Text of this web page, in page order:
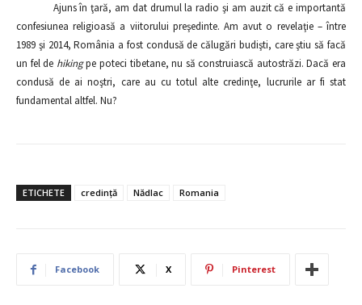
Ajuns în ţară, am dat drumul la radio şi am auzit că e importantă
confesiunea religioasă a viitorului preşedinte. Am avut o revelaţie – între
1989 şi 2014, România a fost condusă de călugări budişti, care ştiu să facă
un fel de hikingpe poteci tibetane, nu să construiască autostrăzi. Dacă era
condusă de ai noştri, care au cu totul alte credinţe, lucrurile ar fi stat
fundamental altfel. Nu?
ETICHETE credinţă Nădlac Romania
Facebook X Pinterest